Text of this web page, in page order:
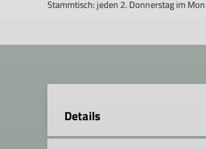
Stammtisch: jeden 2. Donnerstag im
Details